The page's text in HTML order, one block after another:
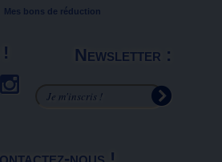
Mes bons de réduction
Newsletter :